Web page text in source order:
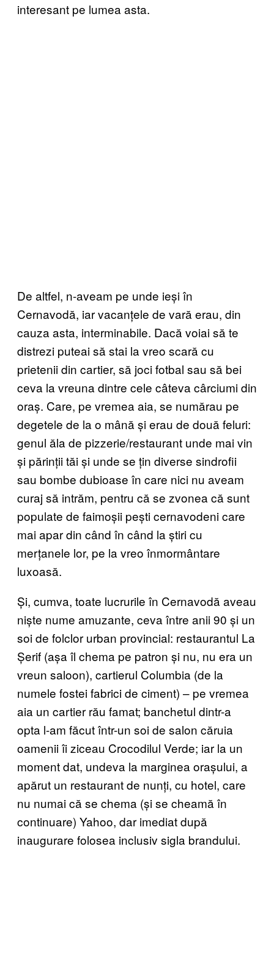
interesant pe lumea asta.
De altfel, n-aveam pe unde ieși în
Cernavodă, iar vacanțele de vară erau, din
cauza asta, interminabile. Dacă voiai să te
distrezi puteai să stai la vreo scară cu
prietenii din cartier, să joci fotbal sau să bei
ceva la vreuna dintre cele câteva cârciumi din
oraș. Care, pe vremea aia, se numărau pe
degetele de la o mână și erau de două feluri:
genul ăla de pizzerie/restaurant unde mai vin
și părinții tăi și unde se țin diverse sindrofii
sau bombe dubioase în care nici nu aveam
curaj să intrăm, pentru că se zvonea că sunt
populate de faimoșii pești cernavodeni care
mai apar din când în când la știri cu
merțanele lor, pe la vreo înmormântare
luxoasă.
Și, cumva, toate lucrurile în Cernavodă aveau
niște nume amuzante, ceva între anii 90 și un
soi de folclor urban provincial: restaurantul La
Șerif (așa îl chema pe patron și nu, nu era un
vreun saloon), cartierul Columbia (de la
numele fostei fabrici de ciment) – pe vremea
aia un cartier rău famat; banchetul dintr-a
opta l-am făcut într-un soi de salon căruia
oamenii îi ziceau Crocodilul Verde; iar la un
moment dat, undeva la marginea orașului, a
apărut un restaurant de nunți, cu hotel, care
nu numai că se chema (și se cheamă în
continuare) Yahoo, dar imediat după
inaugurare folosea inclusiv sigla brandului.